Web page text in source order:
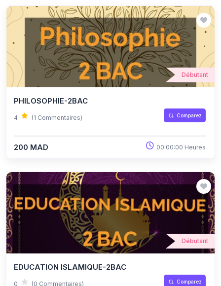
Débutant
PHILOSOPHIE-2BAC
4 (1 Commentaires) Comparez
200 MAD 00:00:00 Heures
Débutant
EDUCATION ISLAMIQUE-2BAC
0 (0 Commentaires) Comparez